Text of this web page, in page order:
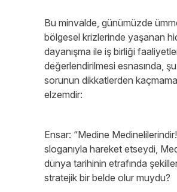
Bu minvalde, günümüzde
bölgesel krizlerinde yaşanan
dayanışma ile iş birliği
değerlendirilmesi esnasında,
sorunun dikkatlerden
elzemdir:
Ensar: “Medine
sloganıyla hareket etseydi,
dünya tarihinin etrafında
stratejik bir belde olur muydu?